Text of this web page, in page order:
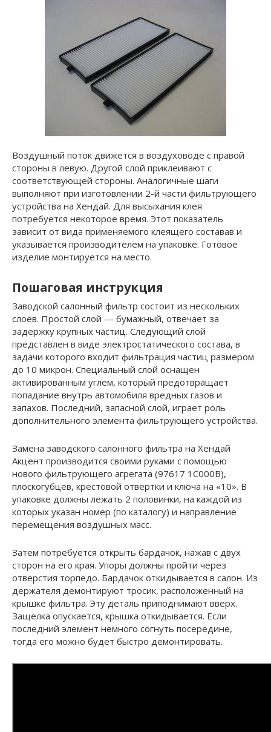
Воздушный поток движется в воздуховоде с правой
стороны в левую. Другой слой приклеивают с
соответствующей стороны. Аналогичные шаги
выполняют при изготовлении 2-й части фильтрующего
устройства на Хендай. Для высыхания клея
потребуется некоторое время. Этот показатель
зависит от вида применяемого клеящего составав и
указывается производителем на упаковке. Готовое
изделие монтируется на место.
Пошаговая инструкция
Заводской салонный фильтр состоит из нескольких
слоев. Простой слой — бумажный, отвечает за
задержку крупных частиц. Следующий слой
представлен в виде электростатического состава, в
задачи которого входит фильтрация частиц размером
до 10 микрон. Специальный слой оснащен
активированным углем, который предотвращает
попадание внутрь автомобиля вредных газов и
запахов. Последний, запасной слой, играет роль
дополнительного элемента фильтрующего устройства.
Замена заводского салонного фильтра на Хендай
Акцент производится своими руками с помощью
нового фильтрующего агрегата (97617 1C000B),
плоскогубцев, крестовой отвертки и ключа на «10». В
упаковке должны лежать 2 половинки, на каждой из
которых указан номер (по каталогу) и направление
перемещения воздушных масс.
Затем потребуется открыть бардачок, нажав с двух
сторон на его края. Упоры должны пройти через
отверстия торпедо. Бардачок откидывается в салон. Из
держателя демонтируют тросик, расположенный на
крышке фильтра. Эту деталь приподнимают вверх.
Защелка опускается, крышка откидывается. Если
последний элемент немного согнуть посередине,
тогда его можно будет быстро демонтировать.